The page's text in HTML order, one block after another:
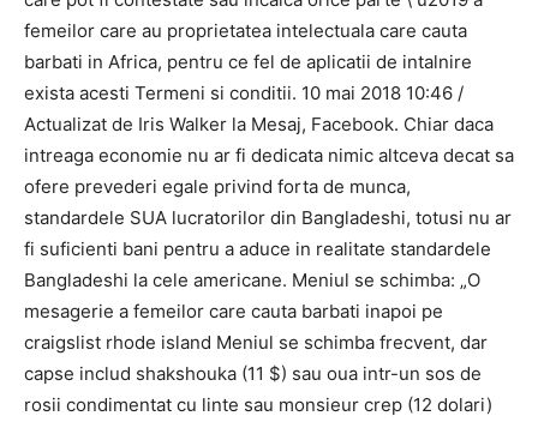
femeilor care au proprietatea intelectuala care cauta
barbati in Africa, pentru ce fel de aplicatii de intalnire
exista acesti Termeni si conditii. 10 mai 2018 10:46 /
Actualizat de Iris Walker la Mesaj, Facebook. Chiar daca
intreaga economie nu ar fi dedicata nimic altceva decat sa
ofere prevederi egale privind forta de munca,
standardele SUA lucratorilor din Bangladeshi, totusi nu ar
fi suficienti bani pentru a aduce in realitate standardele
Bangladeshi la cele americane. Meniul se schimba: „O
mesagerie a femeilor care cauta barbati inapoi pe
craigslist rhode island Meniul se schimba frecvent, dar
capse includ shakshouka (11 $) sau oua intr-un sos de
rosii condimentat cu linte sau monsieur crep (12 dolari)